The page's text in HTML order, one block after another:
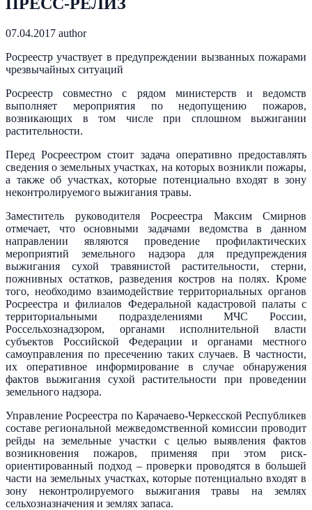
07.04.2017 author
Росреестр участвует в предупреждении вызванных пожарами
чрезвычайных ситуаций
Росреестр совместно с рядом министерств и ведомств
выполняет мероприятия по недопущению пожаров,
возникающих в том числе при сплошном выжигании
растительности.
Перед Росреестром стоит задача оперативно предоставлять
сведения о земельных участках, на которых возникли пожары,
а также об участках, которые потенциально входят в зону
неконтролируемого выжигания травы.
Заместитель руководителя Росреестра Максим Смирнов
отмечает, что основными задачами ведомства в данном
направлении являются проведение профилактических
мероприятий земельного надзора для предупреждения
выжигания сухой травянистой растительности, стерни,
пожнивных остатков, разведения костров на полях. Кроме
того, необходимо взаимодействие территориальных органов
Росреестра и филиалов Федеральной кадастровой палаты с
территориальными подразделениями МЧС России,
Россельхознадзором, органами исполнительной власти
субъектов Российской Федерации и органами местного
самоуправления по пресечению таких случаев. В частности,
их оперативное информирование в случае обнаружения
фактов выжигания сухой растительности при проведении
земельного надзора.
Управление Росреестра по Карачаево-Черкесской Республикев
составе региональной межведомственной комиссии проводит
рейды на земельные участки с целью выявления фактов
возникновения пожаров, применяя при этом риск-
ориентированный подход – проверки проводятся в большей
части на земельных участках, которые потенциально входят в
зону неконтролируемого выжигания травы на землях
сельхозназначения и землях запаса.